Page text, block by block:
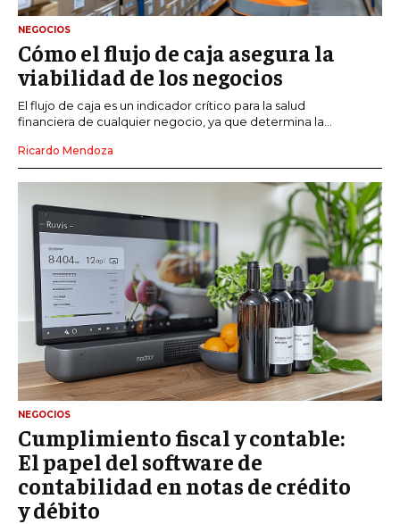
NEGOCIOS
Cómo el flujo de caja asegura la
viabilidad de los negocios
El flujo de caja es un indicador crítico para la salud
financiera de cualquier negocio, ya que determina la...
Ricardo Mendoza
NEGOCIOS
Cumplimiento fiscal y contable:
El papel del software de
contabilidad en notas de crédito
y débito